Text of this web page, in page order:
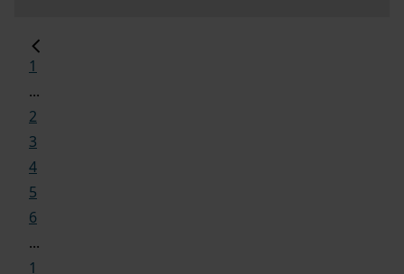
1
...
2
3
4
5
6
...
1